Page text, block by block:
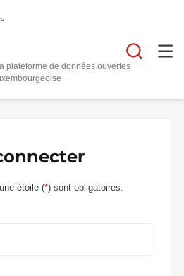
plateforme de données ouvertes
étoile (*) sont obligatoires.